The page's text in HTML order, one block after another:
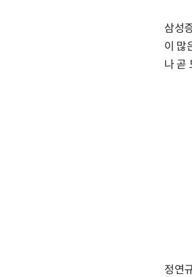
삼성
이 많
나 곧
정연